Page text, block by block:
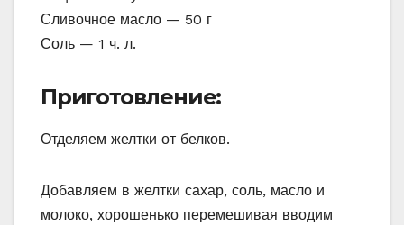
Сливочное масло — 50 г
Соль — 1 ч. л.
Приготовление:
Отделяем желтки от белков.
Добавляем в желтки сахар, соль, масло и
молоко, хорошенько перемешивая вводим